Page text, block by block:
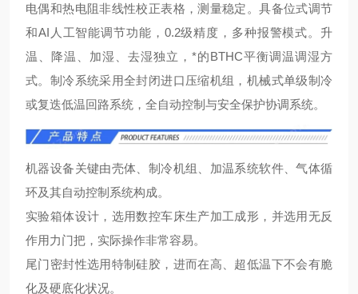
电偶和热电阻非线性校正表格，测量稳定。具备位式调节
和AI人工智能调节功能，0.2级精度，多种报警模式。升
温、降温、加湿、去湿独立，*的BTHC平衡调温调湿方
式。制冷系统采用全封闭进口压缩机组，机械式单级制冷
或复迭低温回路系统，全自动控制与安全保护协调系统。
机器设备关键由壳体、制冷机组、加温系统软件、气体循
环及其自动控制系统构成。
实验箱体设计，选用数控车床生产加工成形，并选用无反
作用力门把，实际操作非常容易。
尾门密封性选用特制硅胶，进而在高、超低温下不会有脆
化及硬底化状况。